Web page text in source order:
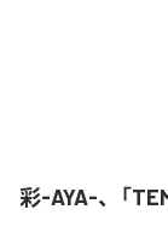
彩-AYA-、「